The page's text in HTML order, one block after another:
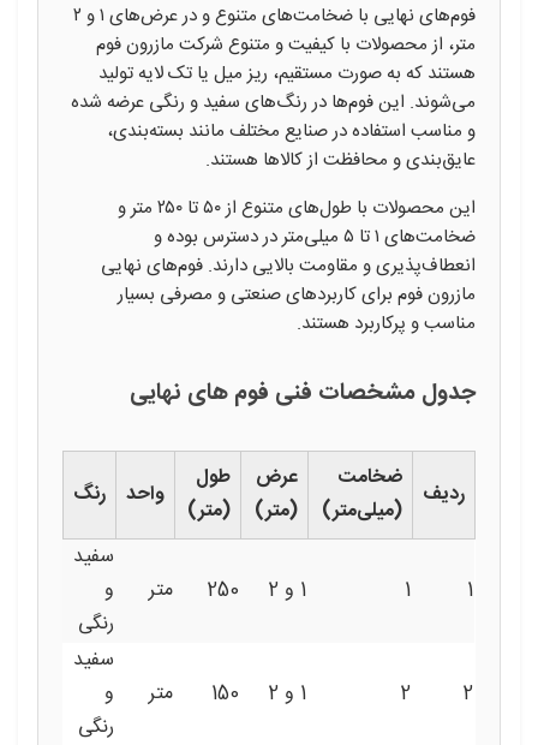
فوم‌های نهایی با ضخامت‌های متنوع و در عرض‌های ۱ و ۲
متر، از محصولات با کیفیت و متنوع شرکت مازرون فوم
هستند که به صورت مستقیم، ریز میل یا تک لایه تولید
می‌شوند. این فوم‌ها در رنگ‌های سفید و رنگی عرضه شده
و مناسب استفاده در صنایع مختلف مانند بسته‌بندی،
عایق‌بندی و محافظت از کالاها هستند.
این محصولات با طول‌های متنوع از ۵۰ تا ۲۵۰ متر و
ضخامت‌های ۱ تا ۵ میلی‌متر در دسترس بوده و
انعطاف‌پذیری و مقاومت بالایی دارند. فوم‌های نهایی
مازرون فوم برای کاربردهای صنعتی و مصرفی بسیار
مناسب و پرکاربرد هستند.
جدول مشخصات فنی فوم های نهایی
ردیف
ضخامت
(میلی‌متر)
عرض
(متر)
طول
(متر)
واحد رنگ
1
1 1 و 2 250 متر
سفید
و
رنگی
2
2 1 و 2 150 متر
سفید
و
رنگی